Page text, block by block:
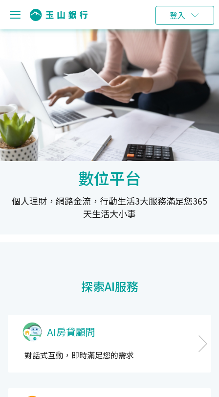
登入
數位平台
個人理財，網路金流，行動生活3大服務滿足您365
天生活大小事
探索AI服務
AI房貸顧問
對話式互動，即時滿足您的需求